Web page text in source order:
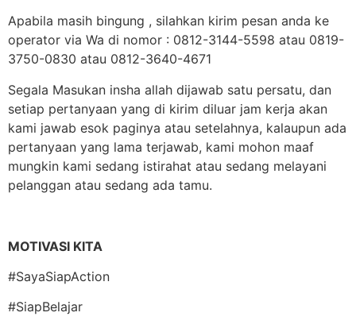
Apabila masih bingung , silahkan kirim pesan anda ke
operator via Wa di nomor : 0812-3144-5598 atau 0819-
3750-0830 atau 0812-3640-4671
Segala Masukan insha allah dijawab satu persatu, dan
setiap pertanyaan yang di kirim diluar jam kerja akan
kami jawab esok paginya atau setelahnya, kalaupun ada
pertanyaan yang lama terjawab, kami mohon maaf
mungkin kami sedang istirahat atau sedang melayani
pelanggan atau sedang ada tamu.
MOTIVASI KITA
#SayaSiapAction
#SiapBelajar